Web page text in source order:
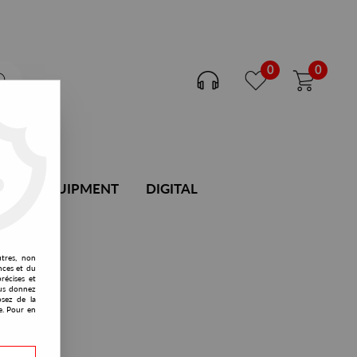
0 0
DJ EQUIPMENT DIGITAL
non
et du
et
donnez
de la
Pour en